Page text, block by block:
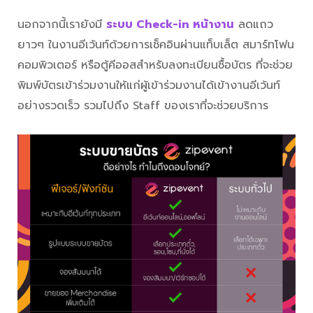
นอกจากนี้เรายังมี ระบบ Check-in หน้างาน ลดแถว
ยาวๆ ในงานอีเว้นท์ด้วยการเช็คอินผ่านแท็บเล็ต สมาร์ทโฟน
คอมพิวเตอร์ หรือตู้คีออสสำหรับลงทะเบียนซื้อบัตร ที่จะช่วย
พิมพ์บัตรเข้าร่วมงานให้แก่ผู้เข้าร่วมงานได้เข้างานอีเว้นท์
อย่างรวดเร็ว รวมไปถึง Staff ของเราที่จะช่วยบริการ